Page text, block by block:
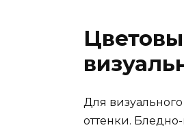
Для
оттенки.